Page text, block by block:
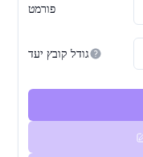
פורמט
גודל קובץ יעד